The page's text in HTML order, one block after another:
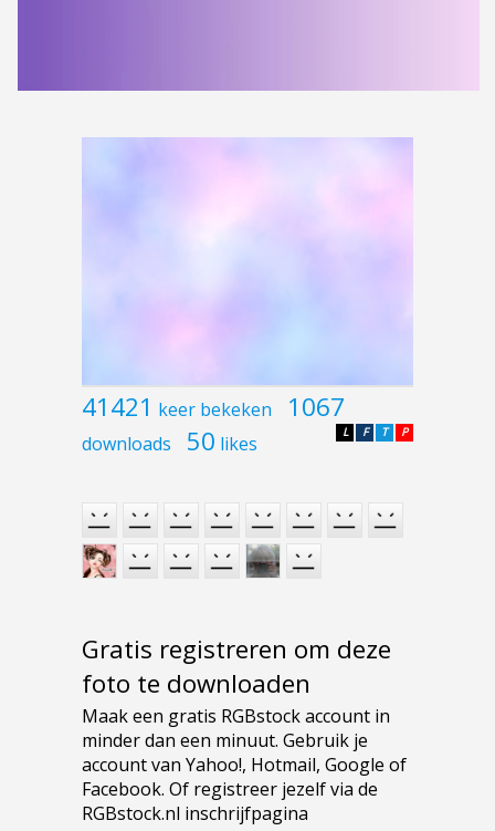
41421 keer bekeken 1067
downloads 50 likes P
T
F
L
Gratis registreren om deze
foto te downloaden